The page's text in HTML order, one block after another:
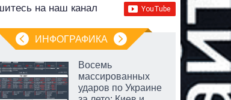
на наш канал
ИНФОГРАФИКА
Восемь
массированных
ударов по Украине